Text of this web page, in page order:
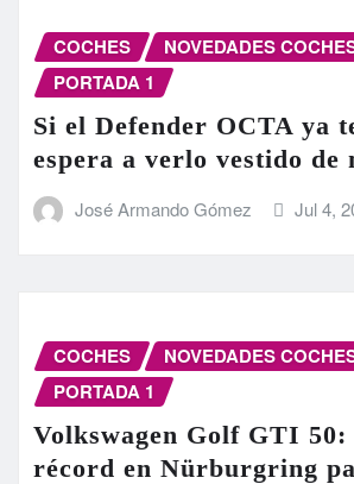
COCHES
NOVEDADES
PORTADA 1
Si el Defender OCTA ya
espera a verlo vestido de
José Armando Gómez Jul 4,
COCHES
NOVEDADES
PORTADA 1
Volkswagen Golf GTI 50:
récord en Nürburgring